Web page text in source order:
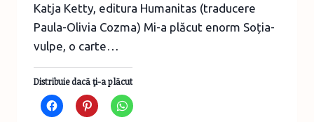
Katja Ketty, editura Humanitas (traducere
Paula-Olivia Cozma) Mi-a plăcut enorm Soția-
vulpe, o carte…
Distribuie dacă ţi-a plăcut